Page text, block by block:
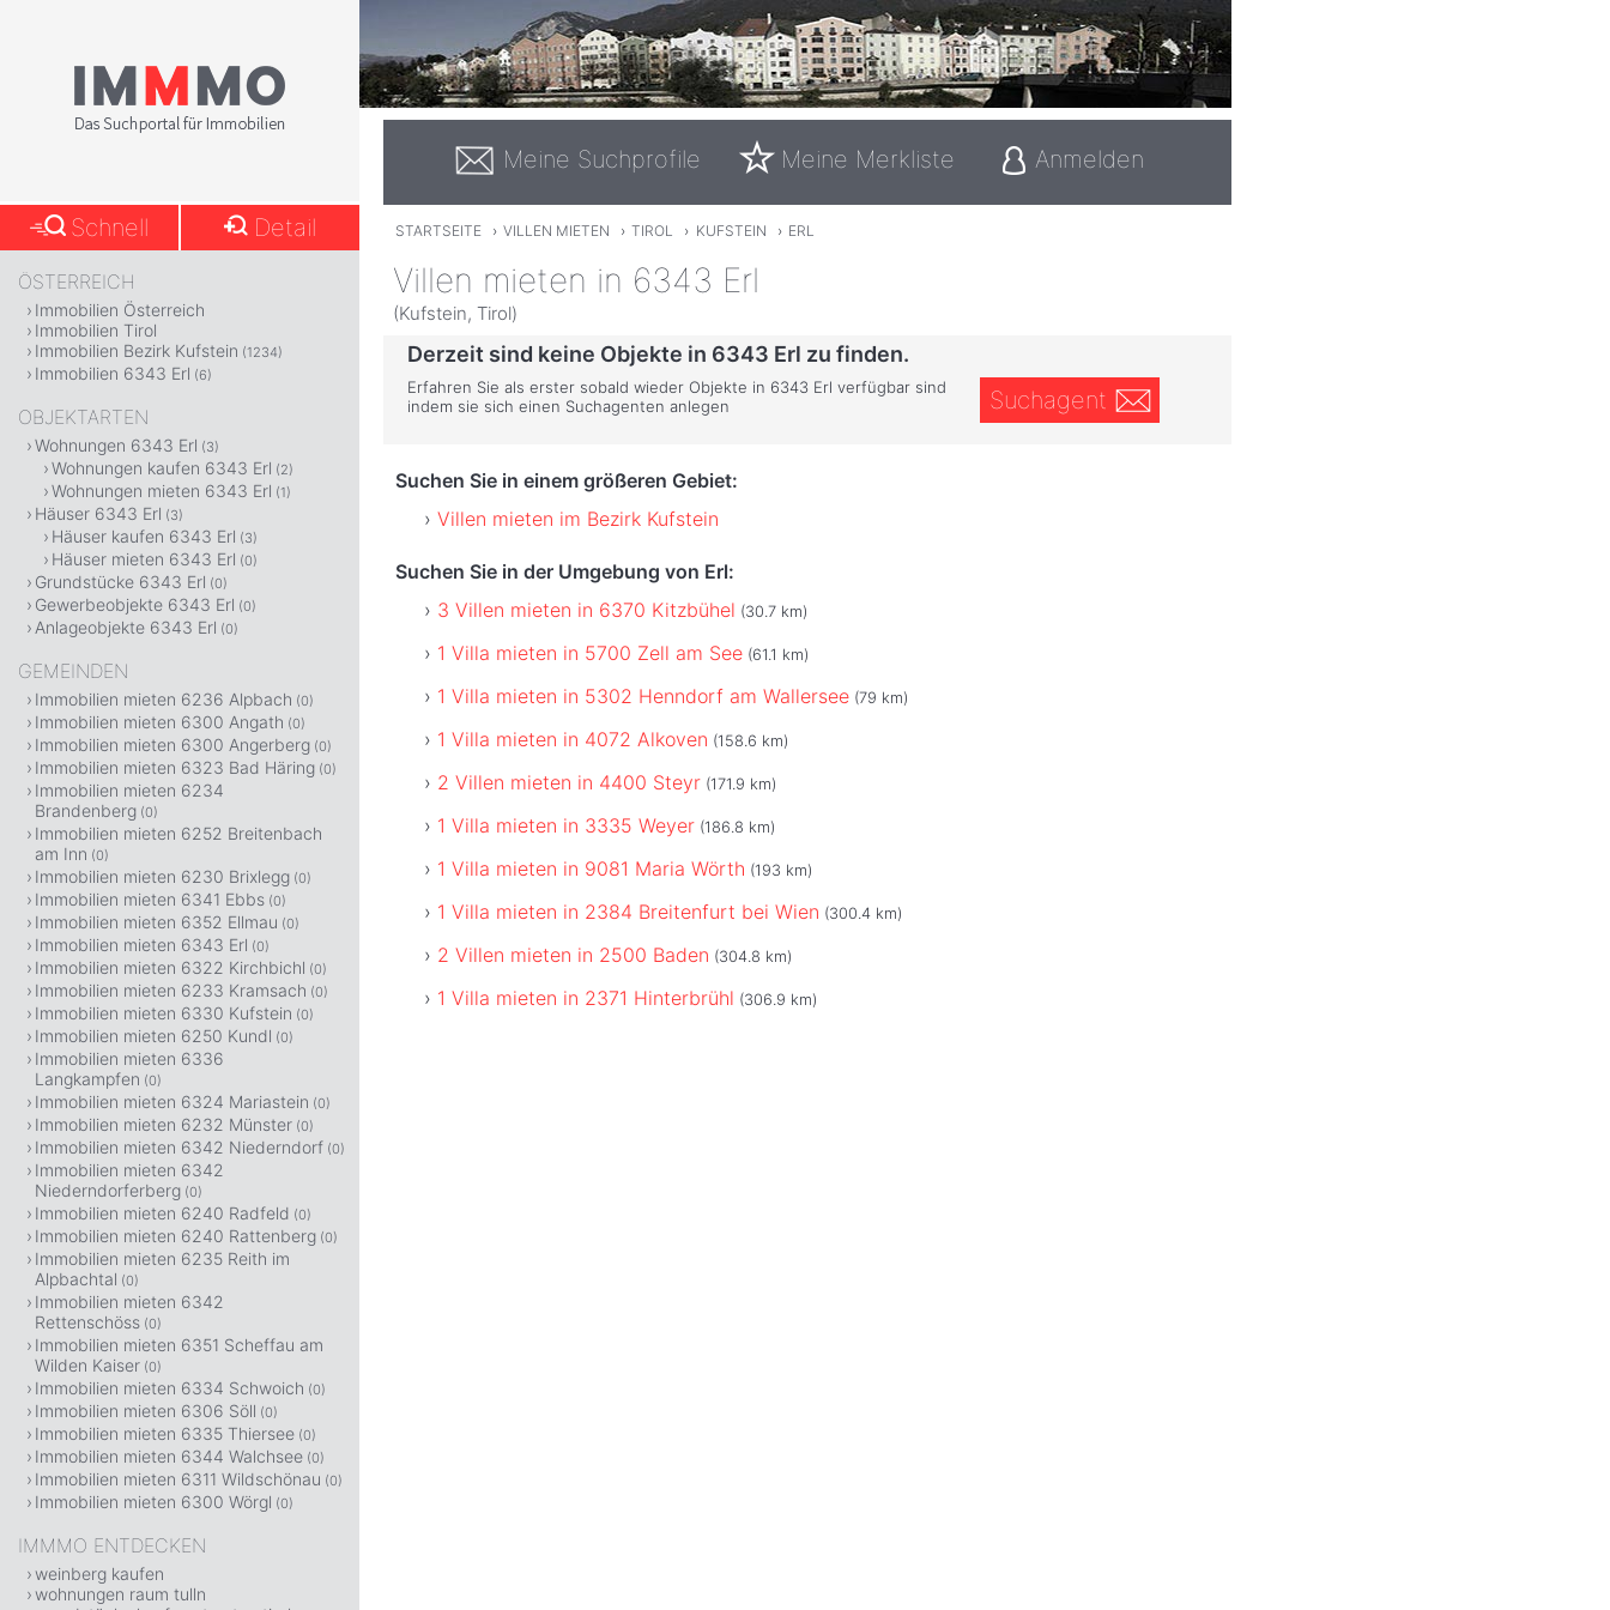
Meine Suchprofile Meine Merkliste Anmelden
STARTSEITE › VILLEN MIETEN › TIROL › KUFSTEIN › ERL
Villen mieten in 6343 Erl
(Kufstein, Tirol)
Derzeit sind keine Objekte in 6343 Erl zu finden.
Erfahren Sie als erster sobald wieder Objekte in 6343 Erl verfügbar sind
indem sie sich einen Suchagenten anlegen
Suchagent
Suchen Sie in einem größeren Gebiet:
Villen mieten im Bezirk Kufstein
Suchen Sie in der Umgebung von Erl:
3 Villen mieten in 6370 Kitzbühel (30.7 km)
1 Villa mieten in 5700 Zell am See (61.1 km)
1 Villa mieten in 5302 Henndorf am Wallersee (79 km)
1 Villa mieten in 4072 Alkoven (158.6 km)
2 Villen mieten in 4400 Steyr (171.9 km)
1 Villa mieten in 3335 Weyer (186.8 km)
1 Villa mieten in 9081 Maria Wörth (193 km)
1 Villa mieten in 2384 Breitenfurt bei Wien (300.4 km)
2 Villen mieten in 2500 Baden (304.8 km)
1 Villa mieten in 2371 Hinterbrühl (306.9 km)
Schnell Detail
ÖSTERREICH
Immobilien Österreich
Immobilien Tirol
Immobilien Bezirk Kufstein (1234)
Immobilien 6343 Erl (6)
OBJEKTARTEN
Wohnungen 6343 Erl (3)
Wohnungen kaufen 6343 Erl (2)
Wohnungen mieten 6343 Erl (1)
Häuser 6343 Erl (3)
Häuser kaufen 6343 Erl (3)
Häuser mieten 6343 Erl (0)
Grundstücke 6343 Erl (0)
Gewerbeobjekte 6343 Erl (0)
Anlageobjekte 6343 Erl (0)
GEMEINDEN
Immobilien mieten 6236 Alpbach (0)
Immobilien mieten 6300 Angath (0)
Immobilien mieten 6300 Angerberg (0)
Immobilien mieten 6323 Bad Häring (0)
Immobilien mieten 6234
Brandenberg (0)
Immobilien mieten 6252 Breitenbach
am Inn (0)
Immobilien mieten 6230 Brixlegg (0)
Immobilien mieten 6341 Ebbs (0)
Immobilien mieten 6352 Ellmau (0)
Immobilien mieten 6343 Erl (0)
Immobilien mieten 6322 Kirchbichl (0)
Immobilien mieten 6233 Kramsach (0)
Immobilien mieten 6330 Kufstein (0)
Immobilien mieten 6250 Kundl (0)
Immobilien mieten 6336
Langkampfen (0)
Immobilien mieten 6324 Mariastein (0)
Immobilien mieten 6232 Münster (0)
Immobilien mieten 6342 Niederndorf (0)
Immobilien mieten 6342
Niederndorferberg (0)
Immobilien mieten 6240 Radfeld (0)
Immobilien mieten 6240 Rattenberg (0)
Immobilien mieten 6235 Reith im
Alpbachtal (0)
Immobilien mieten 6342
Rettenschöss (0)
Immobilien mieten 6351 Scheffau am
Wilden Kaiser (0)
Immobilien mieten 6334 Schwoich (0)
Immobilien mieten 6306 Söll (0)
Immobilien mieten 6335 Thiersee (0)
Immobilien mieten 6344 Walchsee (0)
Immobilien mieten 6311 Wildschönau (0)
Immobilien mieten 6300 Wörgl (0)
IMMMO ENTDECKEN
weinberg kaufen
wohnungen raum tulln